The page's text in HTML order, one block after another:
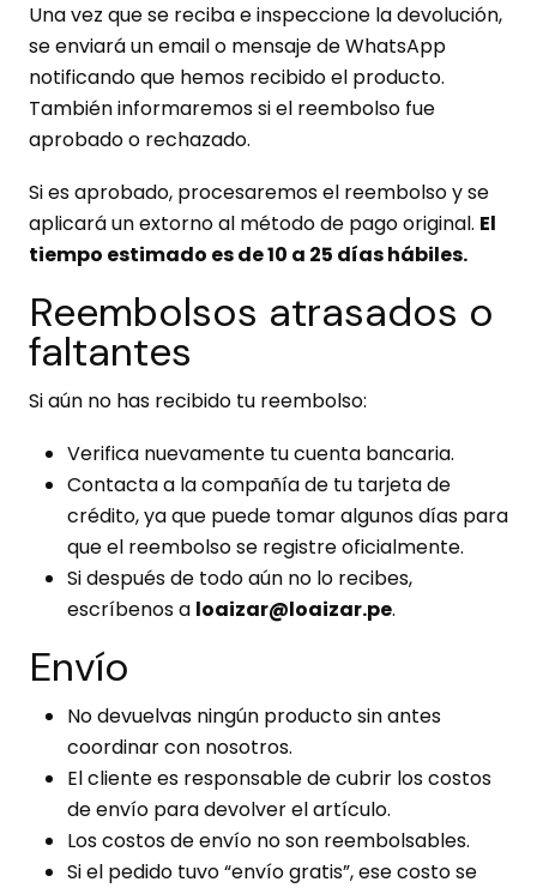
Una vez que se reciba e inspeccione la devolución,
se enviará un email o mensaje de WhatsApp
notificando que hemos recibido el producto.
También informaremos si el reembolso fue
aprobado o rechazado.
Si es aprobado, procesaremos el reembolso y se
aplicará un extorno al método de pago original. El
tiempo estimado es de 10 a 25 días hábiles.
Reembolsos atrasados o
faltantes
Si aún no has recibido tu reembolso:
Verifica nuevamente tu cuenta bancaria.
Contacta a la compañía de tu tarjeta de
crédito, ya que puede tomar algunos días para
que el reembolso se registre oficialmente.
Si después de todo aún no lo recibes,
escríbenos a loaizar@loaizar.pe.
Envío
No devuelvas ningún producto sin antes
coordinar con nosotros.
El cliente es responsable de cubrir los costos
de envío para devolver el artículo.
Los costos de envío no son reembolsables.
Si el pedido tuvo “envío gratis”, ese costo se